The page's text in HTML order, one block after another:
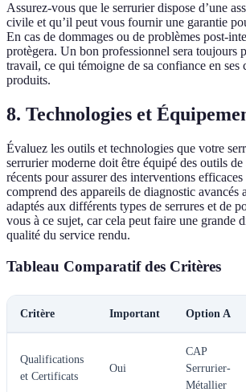
Assurez-vous que le serrurier dispose d’une
civile et qu’il peut vous fournir une garantie
En cas de dommages ou de problèmes post-
protègera. Un bon professionnel sera toujours
travail, ce qui témoigne de sa confiance en ses
produits.
8. Technologies et
Évaluez les outils et technologies que votre
serrurier moderne doit être équipé des outils
récents pour assurer des interventions
comprend des appareils de diagnostic avancés
adaptés aux différents types de serrures et de
vous à ce sujet, car cela peut faire une grande
qualité du service rendu.
Tableau Comparatif des Critères
Critère Important Option A
Qualifications
et Certificats
Oui
CAP
Serrurier-
Métallier